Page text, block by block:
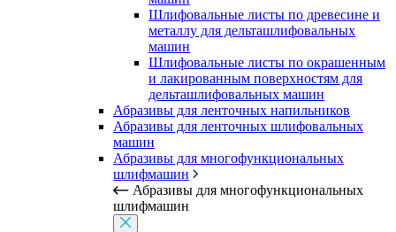
Шлифовальные листы по древесине и
металлу для дельташлифовальных
машин
Шлифовальные листы по окрашенным
и лакированным поверхностям для
дельташлифовальных машин
Абразивы для ленточных напильников
Абразивы для ленточных шлифовальных
машин
Абразивы для многофункциональных
шлифмашин
Абразивы для многофункциональных
шлифмашин